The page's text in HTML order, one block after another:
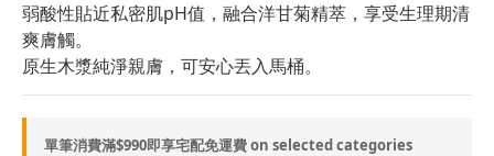
弱酸性貼近私密肌pH值，融合洋甘菊精萃，享受生理期清
爽膚觸。
原生木漿純淨親膚，可安心丟入馬桶。
單筆消費滿$990即享宅配免運費 on selected categories